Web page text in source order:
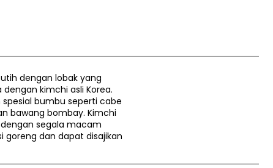
dengan lobak yang
kimchi asli Korea.
bumbu seperti cabe
bawang bombay. Kimchi
segala macam
goreng dan dapat disajikan